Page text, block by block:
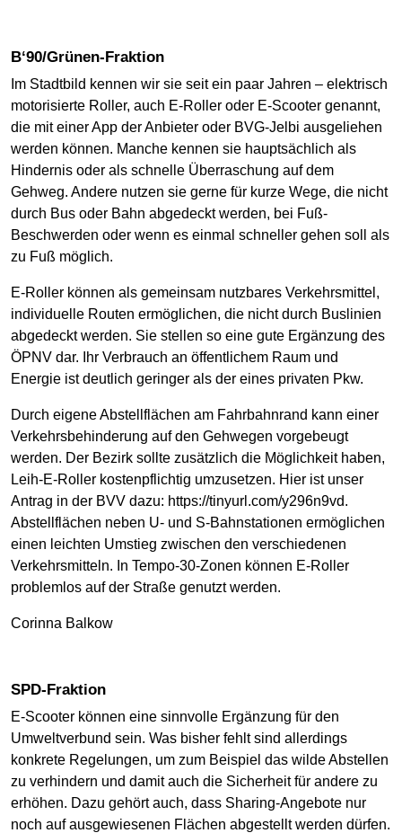
B‘90/Grünen-Fraktion
Im Stadtbild kennen wir sie seit ein paar Jahren – elektrisch
motorisierte Roller, auch E-Roller oder E-Scooter genannt,
die mit einer App der Anbieter oder BVG-Jelbi ausgeliehen
werden können. Manche kennen sie hauptsächlich als
Hindernis oder als schnelle Überraschung auf dem
Gehweg. Andere nutzen sie gerne für kurze Wege, die nicht
durch Bus oder Bahn abgedeckt werden, bei Fuß-
Beschwerden oder wenn es einmal schneller gehen soll als
zu Fuß möglich.
E-Roller können als gemeinsam nutzbares Verkehrsmittel,
individuelle Routen ermöglichen, die nicht durch Buslinien
abgedeckt werden. Sie stellen so eine gute Ergänzung des
ÖPNV dar. Ihr Verbrauch an öffentlichem Raum und
Energie ist deutlich geringer als der eines privaten Pkw.
Durch eigene Abstellflächen am Fahrbahnrand kann einer
Verkehrsbehinderung auf den Gehwegen vorgebeugt
werden. Der Bezirk sollte zusätzlich die Möglichkeit haben,
Leih-E-Roller kostenpflichtig umzusetzen. Hier ist unser
Antrag in der BVV dazu: https://tinyurl.com/y296n9vd.
Abstellflächen neben U- und S-Bahnstationen ermöglichen
einen leichten Umstieg zwischen den verschiedenen
Verkehrsmitteln. In Tempo-30-Zonen können E-Roller
problemlos auf der Straße genutzt werden.
Corinna Balkow
SPD-Fraktion
E-Scooter können eine sinnvolle Ergänzung für den
Umweltverbund sein. Was bisher fehlt sind allerdings
konkrete Regelungen, um zum Beispiel das wilde Abstellen
zu verhindern und damit auch die Sicherheit für andere zu
erhöhen. Dazu gehört auch, dass Sharing-Angebote nur
noch auf ausgewiesenen Flächen abgestellt werden dürfen.